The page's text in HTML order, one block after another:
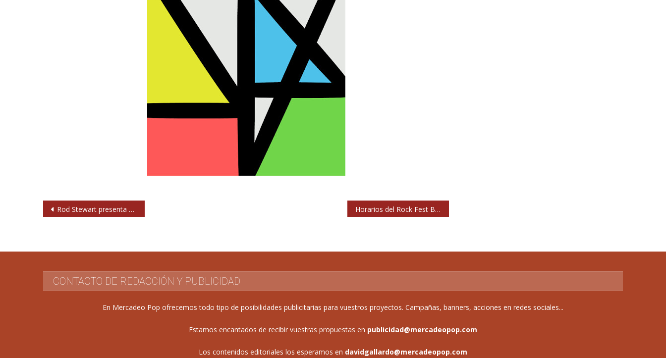
Navegación
Rod Stewart presenta el primer videoclip de su nuevo disco, a la venta en octubre Horarios del Rock Fest Bcn 2015
CONTACTO DE REDACCIÓN Y PUBLICIDAD
En Mercadeo Pop ofrecemos todo tipo de posibilidades publicitarias para vuestros proyectos. Campañas, banners, acciones en redes sociales...
Estamos encantados de recibir vuestras propuestas en publicidad@mercadeopop.com
Los contenidos editoriales los esperamos en davidgallardo@mercadeopop.com